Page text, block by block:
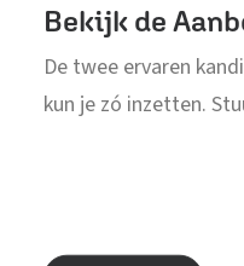
Bekijk de
De twee ervaren
kun je zó inzetten.